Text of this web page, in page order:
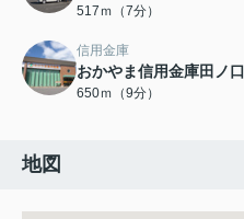
517ｍ（7分）
信用金庫
おかやま信用金庫田ノ口
650ｍ（9分）
地図